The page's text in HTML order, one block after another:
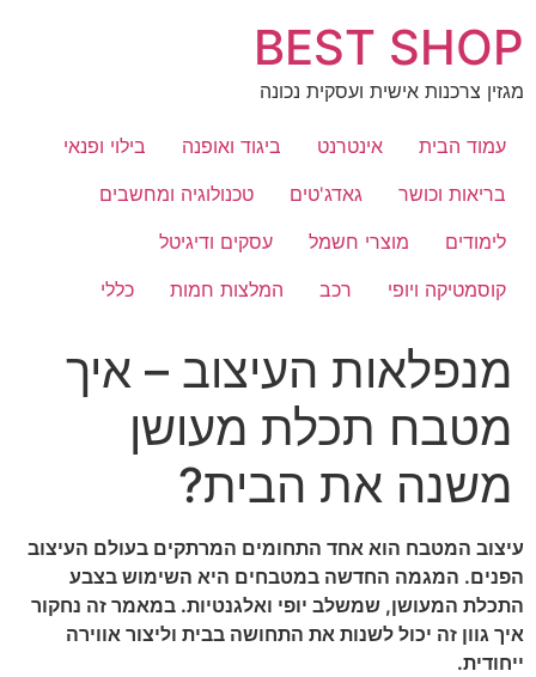
לתוכןBEST SHOP
מגזין צרכנות אישית ועסקית נכונה
עמוד הבית אינטרנט ביגוד ואופנה
בילוי ופנאי
בריאות וכושר
גאדג'טים
טכנולוגיה ומחשבים
לימודים
מוצרי חשמל
עסקים ודיגיטל
קוסמטיקה ויופי
רכב המלצות חמות כללי
מנפלאות העיצוב – איך
מטבח תכלת מעושן
משנה את הבית?
עיצוב המטבח הוא אחד התחומים המרתקים בעולם העיצוב
הפנים. המגמה החדשה במטבחים היא השימוש בצבע
התכלת המעושן, שמשלב יופי ואלגנטיות. במאמר זה נחקור
איך גוון זה יכול לשנות את התחושה בבית וליצור אווירה
ייחודית.